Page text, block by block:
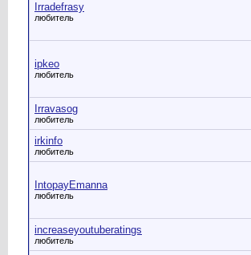
Irradefrasy
любитель
ipkeo
любитель
Irravasog
любитель
irkinfo
любитель
IntopayEmanna
любитель
increaseyoutuberatings
любитель